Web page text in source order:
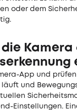
oder dem
die
App und
und
Einstellungen.